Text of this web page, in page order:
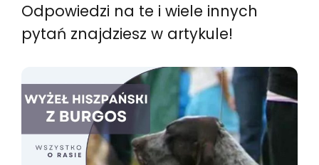
Odpowiedzi na te i wiele innych
pytań znajdziesz w artykule!